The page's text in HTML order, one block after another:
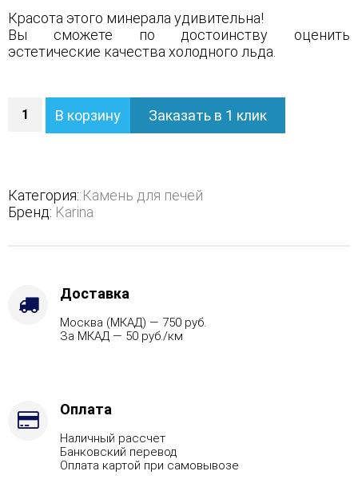
Красота этого минерала удивительна!
Вы сможете по достоинству оценить
эстетические качества холодного льда.
Кварц
жаркий
В корзину Заказать в 1 клик
Категория: Камень для печей
Бренд: Karina
Доставка
Москва (МКАД) — 750 руб.
За МКАД — 50 руб./км
Оплата
Наличный рассчет
Банковский перевод
Оплата картой при самовывозе